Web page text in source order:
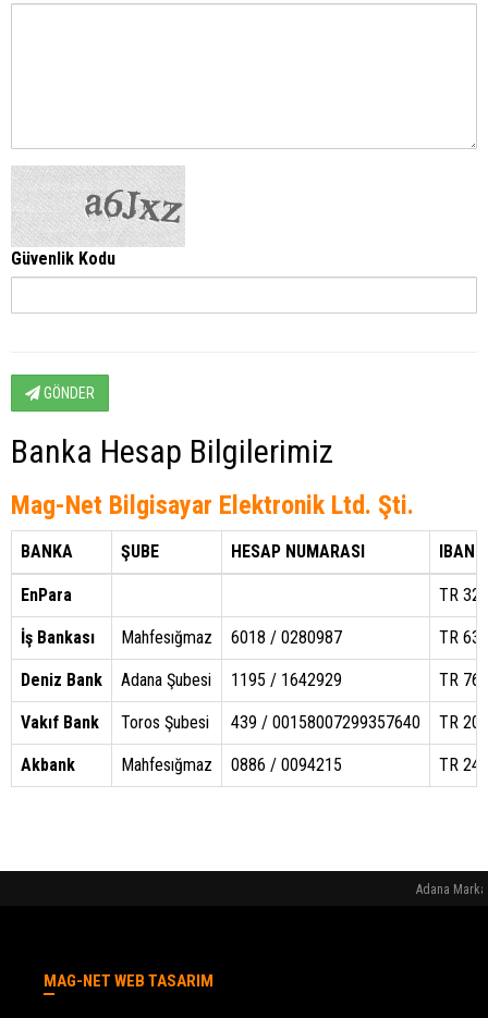
Güvenlik Kodu
GÖNDER
Banka Hesap Bilgilerimiz
Mag-Net Bilgisayar Elektronik Ltd. Şti.
BANKA ŞUBE HESAP NUMARASI IBAN
EnPara TR
İş Bankası Mahfesığmaz 6018 / 0280987 TR
Deniz Bank Adana Şubesi 1195 / 1642929 TR
Vakıf Bank Toros Şubesi 439 / 00158007299357640 TR
Akbank Mahfesığmaz 0886 / 0094215 TR
Adana
MAG-NET WEB TASARIM